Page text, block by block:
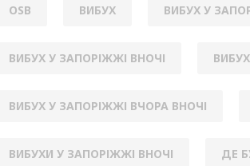
OSB ВИБУХ ВИБУХ У
ВИБУХ У ЗАПОРІЖЖІ ВНОЧІ
ВИБУХ У ЗАПОРІЖЖІ ВЧОРА ВНОЧІ
ВИБУХИ У ЗАПОРІЖЖІ ВНОЧІ ДЕ